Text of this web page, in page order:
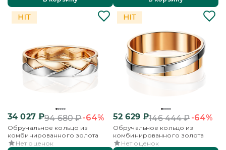
34 027₽94 680₽-64%
Обручальное кольцо из
комбинированного золота
Нет оценок
52 629₽146 444₽-64%
Обручальное кольцо из
комбинированного золота
Нет оценок